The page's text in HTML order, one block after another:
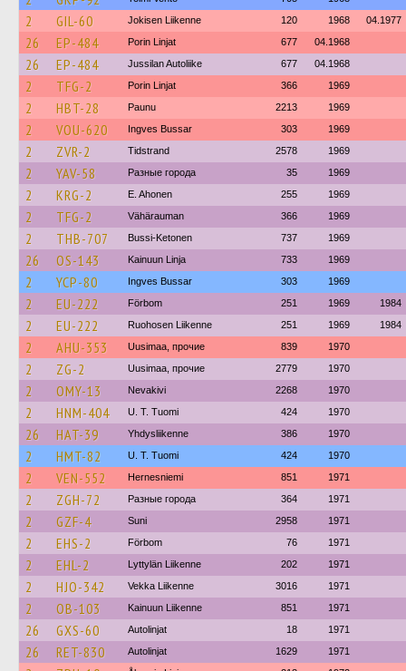
2 GIL-60 Jokisen Liikenne 120 1968 04.1977
26 EP-484 Porin Linjat 677 04.1968
26 EP-484 Jussilan Autoliike 677 04.1968
2 TFG-2 Porin Linjat 366 1969
2 HBT-28 Paunu 2213 1969
2 VOU-620 Ingves Bussar 303 1969
2 ZVR-2 Tidstrand 2578 1969
2 YAV-58 Разные города 35 1969
2 KRG-2 E. Ahonen 255 1969
2 TFG-2 Vähärauman 366 1969
2 THB-707 Bussi-Ketonen 737 1969
26 OS-143 Kainuun Linja 733 1969
2 YCP-80 Ingves Bussar 303 1969
2 EU-222 Förbom 251 1969 1984
2 EU-222 Ruohosen Liikenne 251 1969 1984
2 AHU-353 Uusimaa, прочие 839 1970
2 ZG-2 Uusimaa, прочие 2779 1970
2 OMY-13 Nevakivi 2268 1970
2 HNM-404 U. T. Tuomi 424 1970
26 HAT-39 Yhdysliikenne 386 1970
2 HMT-82 U. T. Tuomi 424 1970
2 VEN-552 Hernesniemi 851 1971
2 ZGH-72 Разные города 364 1971
2 GZF-4 Suni 2958 1971
2 EHS-2 Förbom 76 1971
2 EHL-2 Lyttylän Liikenne 202 1971
2 HJO-342 Vekka Liikenne 3016 1971
2 OB-103 Kainuun Liikenne 851 1971
26 GXS-60 Autolinjat 18 1971
26 RET-830 Autolinjat 1629 1971